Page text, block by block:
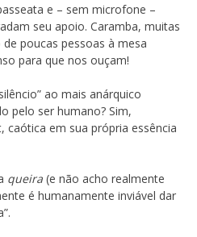
e – sem microfone –
seu apoio. Caramba, muitas
poucas pessoas à mesa
para que nos ouçam!
ao mais anárquico
pelo ser humano? Sim,
em sua própria essência
queira (e não acho realmente
é humanamente inviável dar